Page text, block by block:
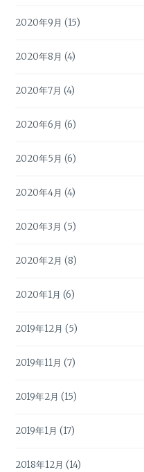
2020年9月 (15)
2020年8月 (4)
2020年7月 (4)
2020年6月 (6)
2020年5月 (6)
2020年4月 (4)
2020年3月 (5)
2020年2月 (8)
2020年1月 (6)
2019年12月 (5)
2019年11月 (7)
2019年2月 (15)
2019年1月 (17)
2018年12月 (14)